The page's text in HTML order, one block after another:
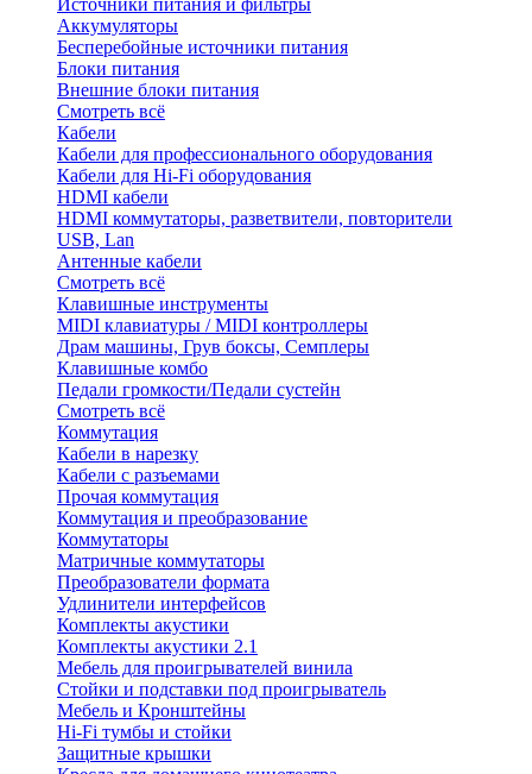
Источники питания и фильтры
Аккумуляторы
Бесперебойные источники питания
Блоки питания
Внешние блоки питания
Смотреть всё
Кабели
Кабели для профессионального оборудования
Кабели для Hi-Fi оборудования
HDMI кабели
HDMI коммутаторы, разветвители, повторители
USB, Lan
Антенные кабели
Смотреть всё
Клавишные инструменты
MIDI клавиатуры / MIDI контроллеры
Драм машины, Грув боксы, Семплеры
Клавишные комбо
Педали громкости/Педали сустейн
Смотреть всё
Коммутация
Кабели в нарезку
Кабели с разъемами
Прочая коммутация
Коммутация и преобразование
Коммутаторы
Матричные коммутаторы
Преобразователи формата
Удлинители интерфейсов
Комплекты акустики
Комплекты акустики 2.1
Мебель для проигрывателей винила
Стойки и подставки под проигрыватель
Мебель и Кронштейны
Hi-Fi тумбы и стойки
Защитные крышки